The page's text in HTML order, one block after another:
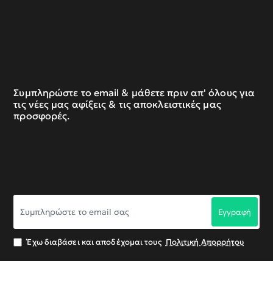
Συμπληρώστε το email & μάθετε πριν απ' όλους για
τις νέες μας αφίξεις & τις αποκλειστικές μας
προσφορές.
το
σας
Εγγραφή
Έχω διαβάσει και αποδέχομαι τους Πολιτική Απορρήτου